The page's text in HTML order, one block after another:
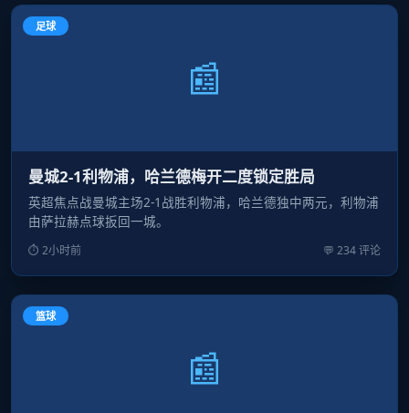
📰
足球
曼城2-1利物浦，哈兰德梅开二度锁定胜局
英超焦点战曼城主场2-1战胜利物浦，哈兰德独中两元，利物浦
由萨拉赫点球扳回一城。
⏱ 2小时前 💬 234 评论
📰
篮球